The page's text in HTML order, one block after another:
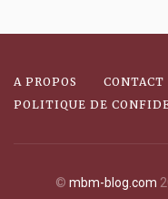
A PROPOS CONTACT
POLITIQUE DE
© mbm-blog.com